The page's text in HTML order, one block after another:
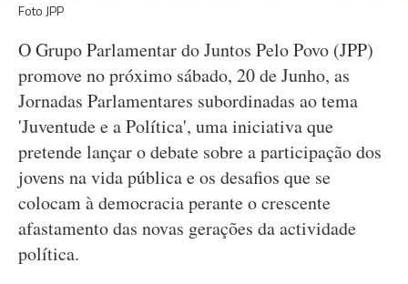
Foto JPP
O Grupo Parlamentar do Juntos Pelo Povo (JPP)
promove no próximo sábado, 20 de Junho, as
Jornadas Parlamentares subordinadas ao tema
'Juventude e a Política', uma iniciativa que
pretende lançar o debate sobre a participação dos
jovens na vida pública e os desafios que se
colocam à democracia perante o crescente
afastamento das novas gerações da actividade
política.